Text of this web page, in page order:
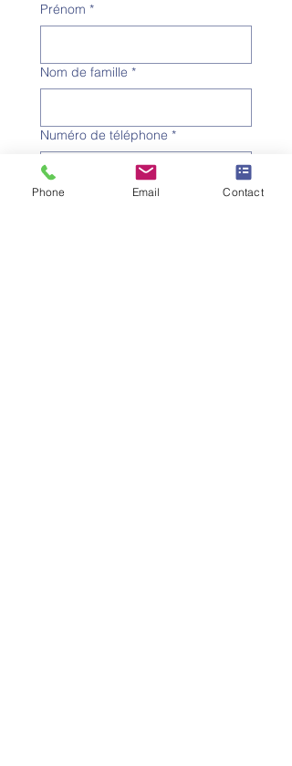
Prénom *
Nom de famille *
Numéro de téléphone *
Adresse e-mail *
Phone Email Contact